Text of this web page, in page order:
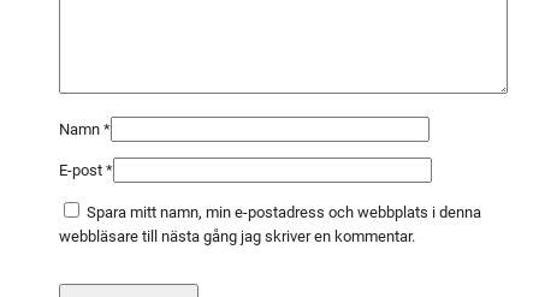
Namn *
E-post *
Spara mitt namn, min e-postadress och webbplats i denna
webbläsare till nästa gång jag skriver en kommentar.